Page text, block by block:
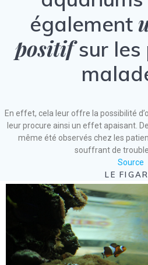
également
positifsur les
En effet, cela leur offre la possibilité
leur procure ainsi un effet apaisant.
même été observés chez les
souffrant de
Source
LE